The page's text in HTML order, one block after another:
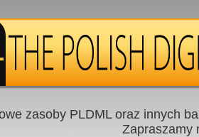
zasoby PLDML oraz innych
Zapraszamy